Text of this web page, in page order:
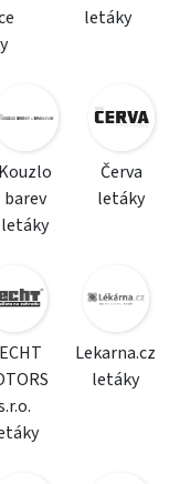
letáky
Kouzlo
barev
letáky
Červa
letáky
Lekarna.cz
letáky